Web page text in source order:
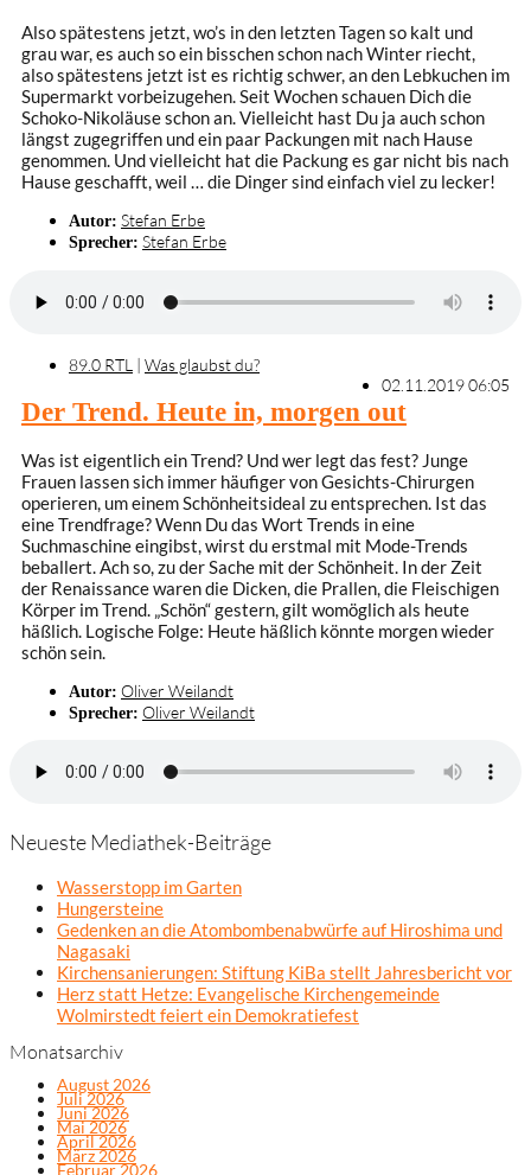
Also spätestens jetzt, wo’s in den letzten Tagen so kalt und
grau war, es auch so ein bisschen schon nach Winter riecht,
also spätestens jetzt ist es richtig schwer, an den Lebkuchen im
Supermarkt vorbeizugehen. Seit Wochen schauen Dich die
Schoko-Nikoläuse schon an. Vielleicht hast Du ja auch schon
längst zugegriffen und ein paar Packungen mit nach Hause
genommen. Und vielleicht hat die Packung es gar nicht bis nach
Hause geschafft, weil … die Dinger sind einfach viel zu lecker!
Autor: Stefan Erbe
Sprecher: Stefan Erbe
89.0 RTL | Was glaubst du?
02.11.2019 06:05
Der Trend. Heute in, morgen out
Was ist eigentlich ein Trend? Und wer legt das fest? Junge
Frauen lassen sich immer häufiger von Gesichts-Chirurgen
operieren, um einem Schönheitsideal zu entsprechen. Ist das
eine Trendfrage? Wenn Du das Wort Trends in eine
Suchmaschine eingibst, wirst du erstmal mit Mode-Trends
beballert. Ach so, zu der Sache mit der Schönheit. In der Zeit
der Renaissance waren die Dicken, die Prallen, die Fleischigen
Körper im Trend. „Schön“ gestern, gilt womöglich als heute
häßlich. Logische Folge: Heute häßlich könnte morgen wieder
schön sein.
Autor: Oliver Weilandt
Sprecher: Oliver Weilandt
Neueste Mediathek-Beiträge
Wasserstopp im Garten
Hungersteine
Gedenken an die Atombombenabwürfe auf Hiroshima und
Nagasaki
Kirchensanierungen: Stiftung KiBa stellt Jahresbericht vor
Herz statt Hetze: Evangelische Kirchengemeinde
Wolmirstedt feiert ein Demokratiefest
Monatsarchiv
August 2026
Juli 2026
Juni 2026
Mai 2026
April 2026
März 2026
Februar 2026